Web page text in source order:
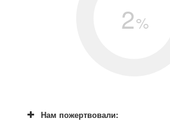
2%
Нам пожертвовали: